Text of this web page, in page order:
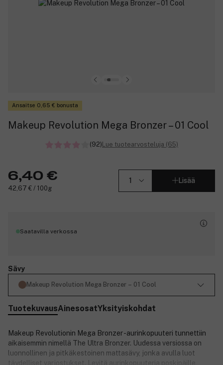
Ansaitse 0,65 € bonusta
Makeup Revolution Mega Bronzer – 01 Cool
(92)Lue tuotearvosteluja (65)
6,40 €
42,67 € / 100g
Lisää
Saatavilla verkossa
Sävy
Makeup Revolution Mega Bronzer – 01 Cool
TuotekuvausAinesosatYksityiskohdat
Makeup Revolutionin Mega Bronzer -aurinkopuuteri tunnettiin
aikaisemmin nimellä The Ultra Bronzer. Uudessa versiossa on
luonnollinen ja pitkäkestoinen mattasävy, jonka avulla luot
täydelliset varjostukset. Levitä aurinkopuuteria poskipäille,